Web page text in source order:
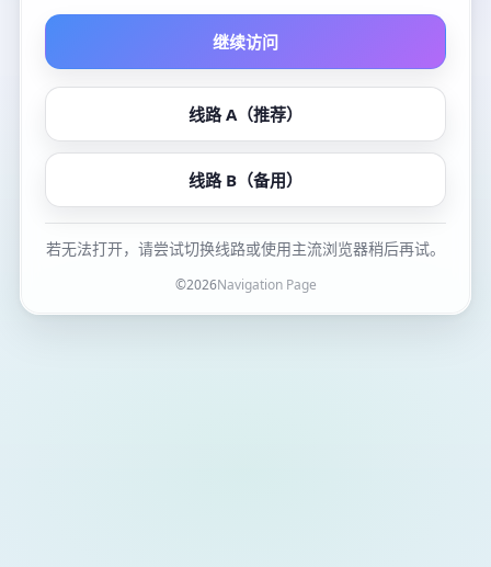
继续访问
线路 A（推荐）
线路 B（备用）
若无法打开，请尝试切换线路或使用主流浏览器稍后再试。
©2026Navigation Page